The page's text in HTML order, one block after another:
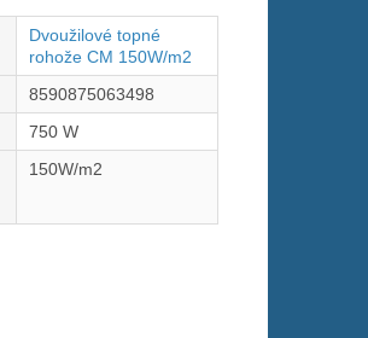
Dvoužilové topné
rohože CM 150W/m2
8590875063498
750 W
150W/m2